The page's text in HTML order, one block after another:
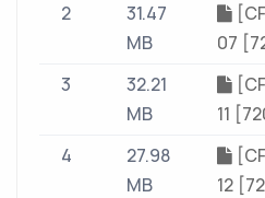
2
31.47
MB
07
3
32.21
MB
11
4
27.98
MB
12